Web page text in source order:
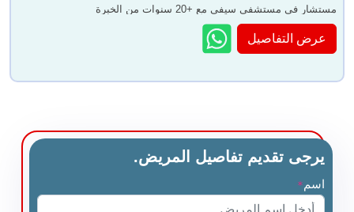
مستشار في مستشفى سيفي مع +20 سنوات من الخبرة
عرض التفاصيل
يرجى تقديم تفاصيل المريض.
اسم *